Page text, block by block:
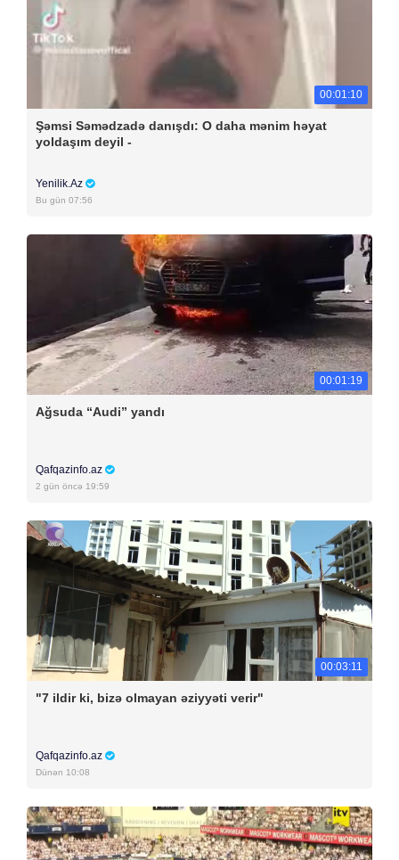
00:01:10
Şəmsi Səmədzadə danışdı: O daha mənim həyat
yoldaşım deyil -
Yenilik.Az
Bu gün 07:56
00:01:19
Ağsuda “Audi” yandı
Qafqazinfo.az
2 gün öncə 19:59
00:03:11
"7 ildir ki, bizə olmayan əziyyəti verir"
Qafqazinfo.az
Dünən 10:08